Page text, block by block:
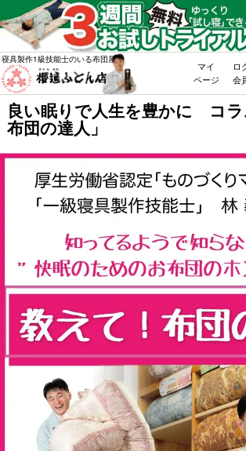
良い眠りで人生を豊かに コラ
布団の達人」
敷布団・掛け布団・羽
寝具製作1級技能士のいる布団屋
マイ
ページ
ロ
会